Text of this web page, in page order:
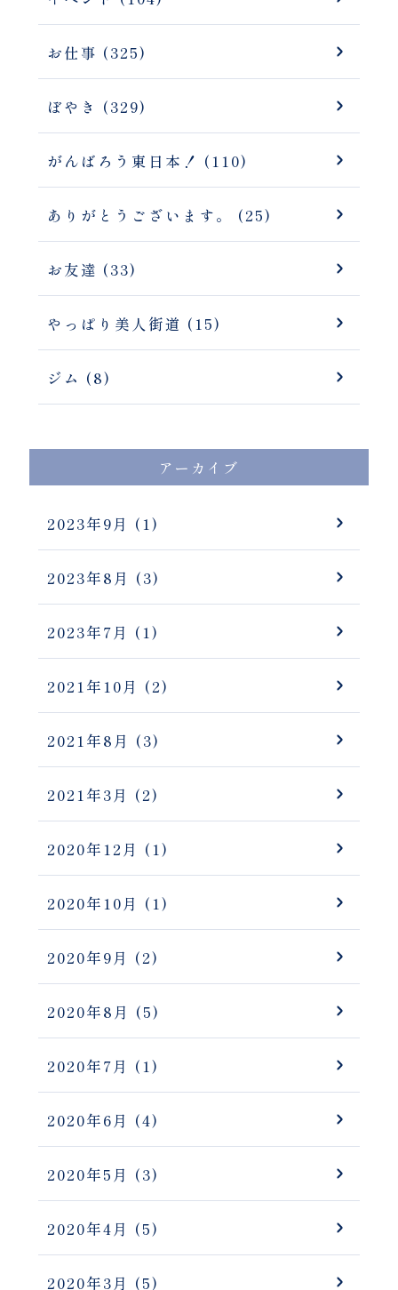
お仕事 (325)
ぼやき (329)
がんばろう東日本！ (110)
ありがとうございます。 (25)
お友達 (33)
やっぱり美人街道 (15)
ジム (8)
アーカイブ
2023年9月 (1)
2023年8月 (3)
2023年7月 (1)
2021年10月 (2)
2021年8月 (3)
2021年3月 (2)
2020年12月 (1)
2020年10月 (1)
2020年9月 (2)
2020年8月 (5)
2020年7月 (1)
2020年6月 (4)
2020年5月 (3)
2020年4月 (5)
2020年3月 (5)